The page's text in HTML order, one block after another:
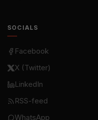
SOCIALS
Facebook
X (Twitter)
LinkedIn
RSS-feed
WhatsApp